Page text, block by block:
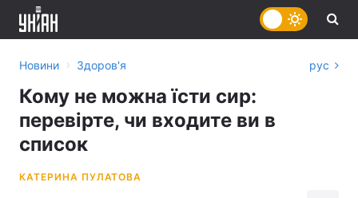
Новини › Здоров'я рус
Кому не можна їсти сир:
перевірте, чи входите ви в
список
КАТЕРИНА ПУЛАТОВА